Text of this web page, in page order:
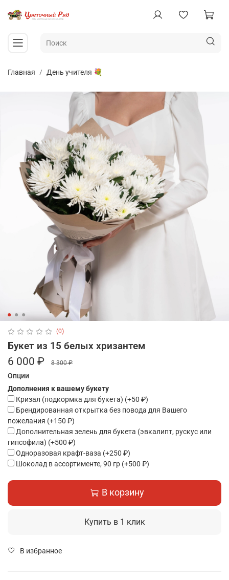
Главная День учителя 💐
(0)
Букет из 15 белых хризантем
6 000 ₽ 8 300 ₽
Опции
Дополнения к вашему букету
Кризал (подкормка для букета) (+50 ₽)
Брендированная открытка без повода для Вашего
пожелания (+150 ₽)
Дополнительная зелень для букета (эвкалипт, рускус или
гипсофила) (+500 ₽)
Одноразовая крафт-ваза (+250 ₽)
Шоколад в ассортименте, 90 гр (+500 ₽)
В корзину
Купить в 1 клик
В избранное